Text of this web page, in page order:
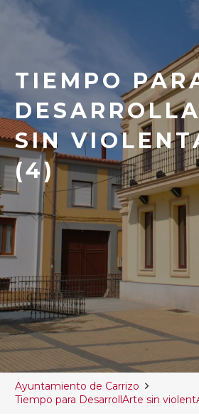
TIEMPO
SIN
(4)
Ayuntamiento de Carrizo
Tiempo para DesarrollArte sin